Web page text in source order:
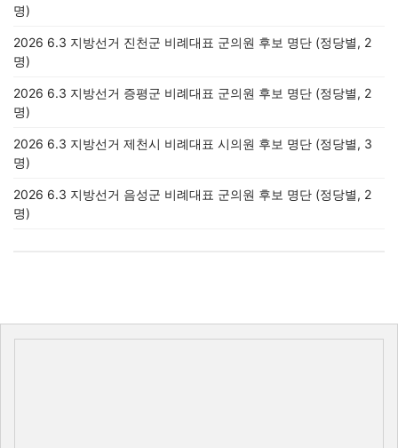
명)
2026 6.3 지방선거 진천군 비례대표 군의원 후보 명단 (정당별, 2
명)
2026 6.3 지방선거 증평군 비례대표 군의원 후보 명단 (정당별, 2
명)
2026 6.3 지방선거 제천시 비례대표 시의원 후보 명단 (정당별, 3
명)
2026 6.3 지방선거 음성군 비례대표 군의원 후보 명단 (정당별, 2
명)